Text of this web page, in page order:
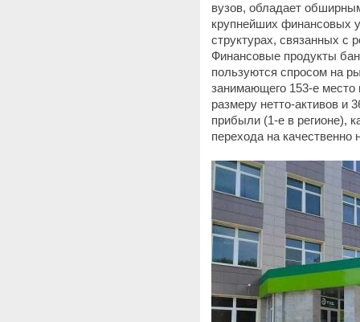
вузов, обладает
крупнейших финансовых
структурах, связанных с
Финансовые продукты
пользуются спросом на
занимающего 153-е место
размеру нетто-активов и
прибыли (1-е в регионе),
перехода на